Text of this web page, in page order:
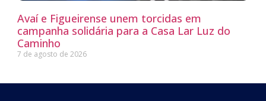
Avaí e Figueirense unem torcidas em
campanha solidária para a Casa Lar Luz do
Caminho
7 de agosto de 2026